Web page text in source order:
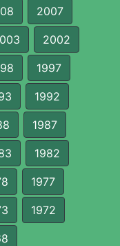
2007
2002
1997
1992
1987
1982
1977
1972